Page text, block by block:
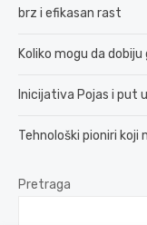
brz i efikasan rast
Koliko mogu da
Inicijativa Pojas i put
Tehnološki pioniri koji
Pretraga